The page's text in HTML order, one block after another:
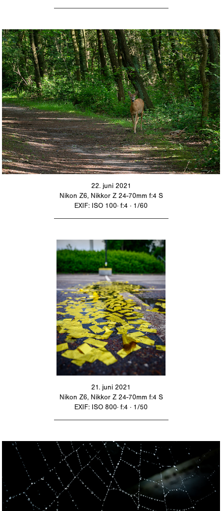
22. juni 2021
Nikon Z6, Nikkor Z 24-70mm f:4 S
EXIF: ISO 100· f:4 · 1/60
21. juni 2021
Nikon Z6, Nikkor Z 24-70mm f:4 S
EXIF: ISO 800· f:4 · 1/50